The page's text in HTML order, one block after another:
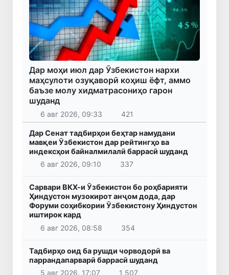
Дар моҳи июл дар Ӯзбекистон нархи
маҳсулоти озуқаворӣ коҳиш ёфт, аммо
баъзе молу хидматрасониҳо гарон
шуданд
6 авг 2026, 09:33 421
Дар Сенат тадбирҳои беҳтар намудани
мавқеи Ӯзбекистон дар рейтингҳо ва
индексҳои байналмилалӣ баррасӣ шуданд
6 авг 2026, 09:10
337
Сарвари ВКХ-и Ӯзбекистон бо роҳбарияти
Ҳиндустон музокирот анҷом дода, дар
Форуми соҳибкории Ӯзбекистону Ҳиндустон
иштирок кард
6 авг 2026, 08:58
354
Тадбирҳо оид ба рушди чорводорӣ ва
паррандапарварӣ баррасӣ шуданд
5 авг 2026, 17:07
1 507